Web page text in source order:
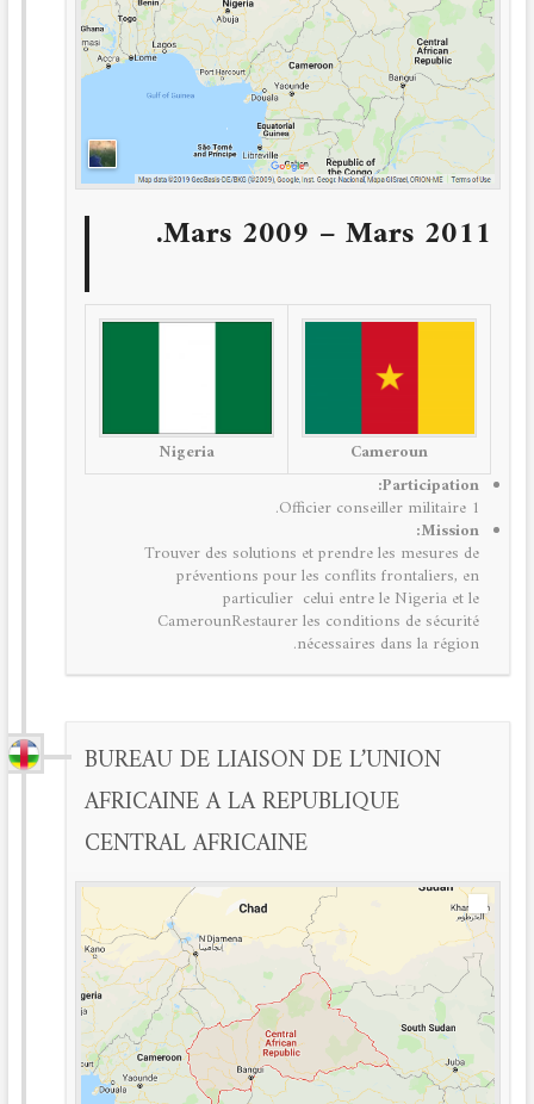
Mars 2009 – Mars 2011.
Cameroun
Nigeria
Participation:
1 Officier conseiller militaire.
Mission:
Trouver des solutions et prendre les mesures de
préventions pour les conflits frontaliers, en
particulier celui entre le Nigeria et le
CamerounRestaurer les conditions de sécurité
nécessaires dans la région.
BUREAU DE LIAISON DE L’UNION
AFRICAINE A LA REPUBLIQUE
CENTRAL AFRICAINE